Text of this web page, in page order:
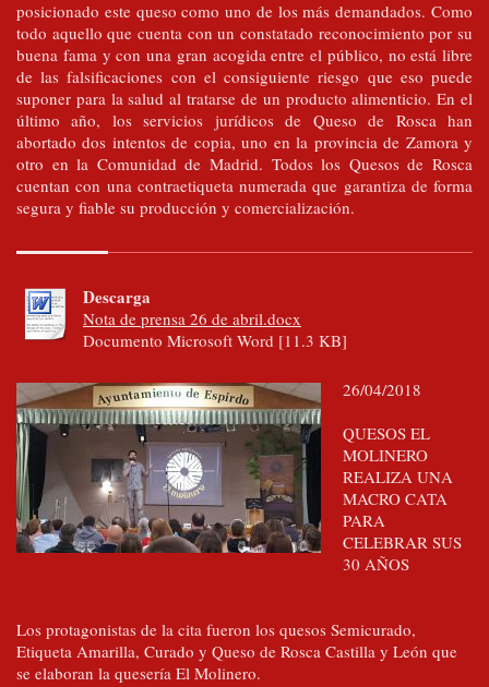
posicionado este queso como uno de los más demandados. Como
todo aquello que cuenta con un constatado reconocimiento por su
buena fama y con una gran acogida entre el público, no está libre
de las falsificaciones con el consiguiente riesgo que eso puede
suponer para la salud al tratarse de un producto alimenticio. En el
último año, los servicios jurídicos de Queso de Rosca han
abortado dos intentos de copia, uno en la provincia de Zamora y
otro en la Comunidad de Madrid. Todos los Quesos de Rosca
cuentan con una contraetiqueta numerada que garantiza de forma
segura y fiable su producción y comercialización.
Descarga
Nota de prensa 26 de abril.docx
Documento Microsoft Word [11.3 KB]
26/04/2018
QUESOS EL
MOLINERO
REALIZA UNA
MACRO CATA
PARA
CELEBRAR SUS
30 AÑOS
Los protagonistas de la cita fueron los quesos Semicurado,
Etiqueta Amarilla, Curado y Queso de Rosca Castilla y León que
se elaboran la quesería El Molinero.